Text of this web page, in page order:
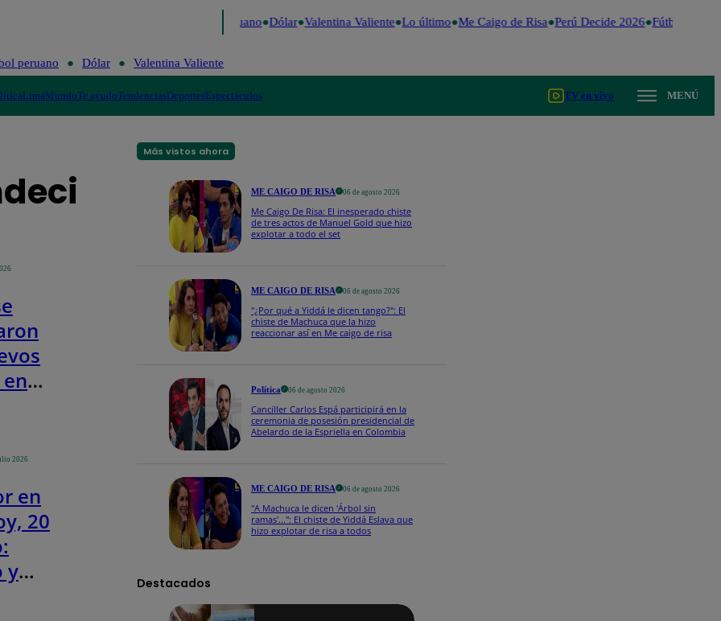
Fútbol peruano Dólar Valentina Valiente Lo último Me Caigo de Risa Perú Decide 2026 Fútbol peruano
peruano Dólar Valentina Valiente
LimaMundoTe ayudoTendenciasDeportesEspectáculos TV en vivo MENÚ
2026
en
20
y
Más vistos ahora
ME CAIGO DE RISA 06 de agosto 2026
Me Caigo De Risa: El inesperado chiste
de tres actos de Manuel Gold que hizo
explotar a todo el set
ME CAIGO DE RISA 06 de agosto 2026
"¿Por qué a Yiddá le dicen tango?": El
chiste de Machuca que la hizo
reaccionar así en Me caigo de risa
Política 06 de agosto 2026
Canciller Carlos Espá participirá en la
ceremonia de posesión presidencial de
Abelardo de la Espriella en Colombia
ME CAIGO DE RISA 06 de agosto 2026
"A Machuca le dicen 'Árbol sin
ramas'...": El chiste de Yiddá Eslava que
hizo explotar de risa a todos
Destacados